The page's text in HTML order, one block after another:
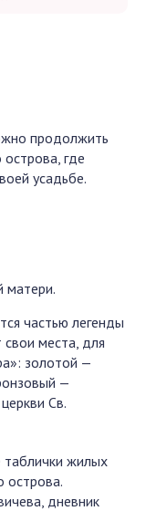
продолжить
где
усадьбе.
матери.
частью легенды
свои места, для
золотой —
—
Св.
жилых
острова.
дневник